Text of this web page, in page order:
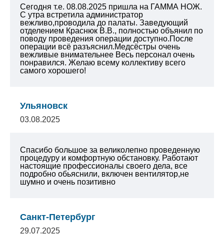
Сегодня т.е. 08.08.2025 пришла на ГАММА НОЖ.
С утра встретила администратор
вежливо,проводила до палаты. Заведующий
отделением Краснюк В.В., полностью объянил по
поводу проведения операции доступно.После
операции всё разъяснил.Медсёстры очень
вежливые внимательнее Весь персонал очень
понравился. Желаю всему коллективу всего
самого хорошего!
Ульяновск
03.08.2025
Спасибо большое за великолепно проведенную
процедуру и комфортную обстановку. Работают
настоящие профессионалы своего дела, все
подробно обьяснили, включен вентилятор,не
шумно и очень позитивно
Санкт-Петербург
29.07.2025